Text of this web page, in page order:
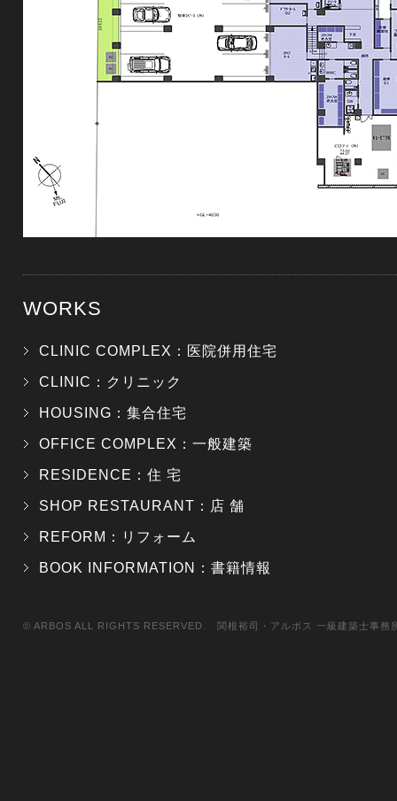
WORKS
CLINIC COMPLEX：医院併用住宅
CLINIC：クリニック
HOUSING：集合住宅
OFFICE COMPLEX：一般建築
RESIDENCE：住 宅
SHOP RESTAURANT：店 舗
REFORM：リフォーム
BOOK INFORMATION：書籍情報
© ARBOS ALL RIGHTS RESERVED. 関根裕司・アルボス 一級建築士事務